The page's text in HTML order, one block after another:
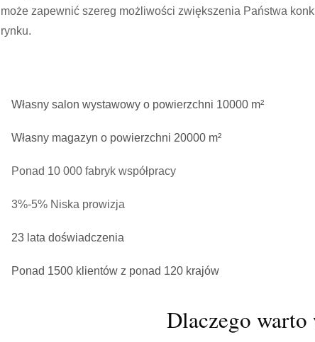
może zapewnić szereg możliwości zwiększenia Państwa
rynku.
Własny salon wystawowy o powierzchni 10000 m²
Własny magazyn o powierzchni 20000 m²
Ponad 10 000 fabryk współpracy
3%-5% Niska prowizja
23 lata doświadczenia
Ponad 1500 klientów z ponad 120 krajów
Dlaczego